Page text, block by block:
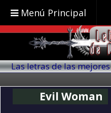
Menú Principal
Las letras de las
Evil Woman